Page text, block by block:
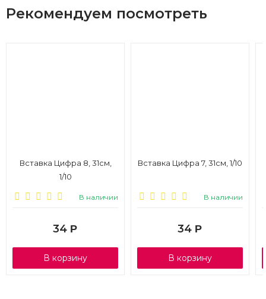
Рекомендуем посмотреть
Вставка Цифра 8, 31см,
1/10
В наличии
34 Р
В корзину
Вставка Цифра 7, 31см, 1/10
В наличии
34 Р
В корзину